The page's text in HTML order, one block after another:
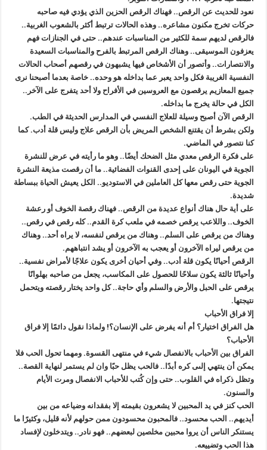
نعود للحديث عن الرقص.. فهناك الرقص الحزين الذي يؤدي فيه صاحبه
حركات تخرج مكنون مشاعره.. وهذه الحالات ترتبط أكثر بالشعوب الغربية..
فالرقص لديهم سمة للكثير من المناسبات عندهم.. حتى في الجنازات فهم
يعزفون الموسيقى.. وهناك الرقص المرتبط بالفرح والمناسبات السعيدة
والانتصارات.. وأتصور أن الأشخاص فيها يشبهون في رقصهم أصحاب الحالات
النفسية الغريبة فكل واحد يعبر عما بداخله هو وحده.. خاصة بعدما أصبحنا نرى
جميع المعازيم يرقصون مع العروسين في الأفراح ولا أحد يتفرج على الآخر..
الكل في حالة يخرج ما بداخله.
الرقص الآن أصبح وسيلة للعلاج النفسي في المدارس الحديثة في الطب.
ولكن بشرط أن يقتنع الشخص المريض بأن الرقص علاج وليس قلة أدب. كما
كنا نتصور في الماضي.
على فكرة الرقص معدي مثل الضحك أيضًا.. وهو ما رأيته في عرض للنشرة
الجوية في اليونان على إحدى القنوات الفضائية.. ما أن رقصت مذيعة النشرة
الجوية حتى رقص معها كل العاملين في الاستوديو.. الكل يعيش الحياة ببساطة
شديدة.
على أية حال هناك أنواع عديدة من الرقص.. فهناك رقصة الخوف أو رعشة
الخوف.. واللاعب يرقص خصمه في ملعب كرة القدم.. كله رقص في رقص..
وهناك من يرقص على السلم.. وهناك من يرقص لنفسه، لا يراه أحد.. وهناك
من يرقص ليراه الآخرون أو يعجب به الآخرون أو يشد انتباههم.
الرقص أحيانًا يكون قلة أدب.. وفي أحيان أخرى يكون علاجًا لأمراض نفسية..
وأحيانًا ثالثة يكون سلاحًا للحصول على المكاسب، يجعل من صاحبه بهلوانًا
يرقص على الحبل والأرض والسلم وأي حاجة.. كل واحد يختار رقصته ويتحمل
نتيجتها.
إلا فراق الأحباب
هل الفراق اختيار؟ أم أنه يفرض على الإنسان؟! ولماذا نقول دائمًا إلا فراق
الأحباب؟
الفراق بين الأحباب بالانفصال شيء في منتهى القسوة. ومهما تحول الحب فلا
يمكن أن ينتهي إلىى كره أبدًا.. فالحب يظل حبًا وان لم يستمر لنهاية القصة..
وتظل ذكراه في القلوب.. حتى وإن كُتب للأحباب الانفصال ومرت الأيام
والسنون.
الحب كنز في يد المحبين لا يشعرون بقيمته إلا بفقدانه وضياعه من بين
أيديهم.. الحب محسود.. فالمحبون محسودون ممن حولهم لأنه قليل، وكثيرًا ما
يستنكر الناس أن يروا محبين مخلصين لبعضهم.. فهو نادر.. ويتدخلون لإفساد
هذا الحب وتضييعه.